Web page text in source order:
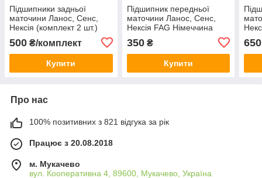
Підшипники задньої
маточини Ланос, Сенс,
Нексія (комплект 2 шт.)
500 ₴/комплект
Купити
Підшипник передньої
маточини Ланос, Сенс,
Нексія FAG Німеччина
350₴
Купити
650
Про нас
100% позитивних з 821 відгука за рік
Працює з 20.08.2018
м. Мукачево
вул. Кооперативна 4, 89600, Мукачево, Україна